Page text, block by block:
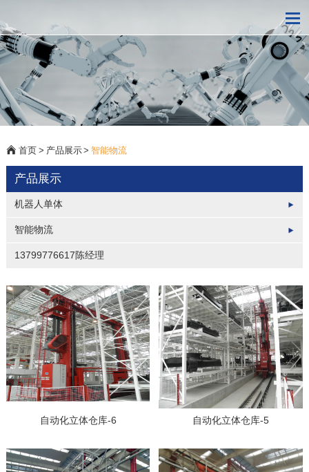
首页 > 产品展示> 智能物流
产品展示
机器人单体
智能物流
13799776617陈经理
自动化立体仓库-6 自动化立体仓库-5